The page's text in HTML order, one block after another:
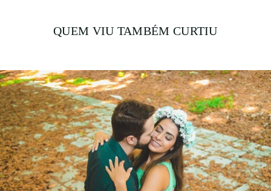
QUEM VIU TAMBÉM CURTIU